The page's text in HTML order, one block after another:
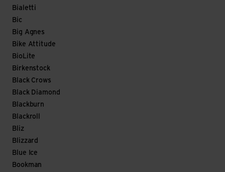
Bialetti
Bic
Big Agnes
Bike Attitude
BioLite
Birkenstock
Black Crows
Black Diamond
Blackburn
Blackroll
Bliz
Blizzard
Blue Ice
Bookman